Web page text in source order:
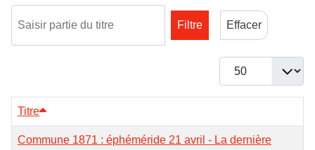
Filtre
Effacer
Afficher #
Titre
Commune 1871 : éphéméride 21 avril - La dernière